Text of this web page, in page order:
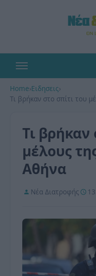
Home›Ειδησεις›
Τι βρήκαν στο σπίτι του
Τι βρήκαν
μέλους
Αθήνα
Νέα Διατροφής